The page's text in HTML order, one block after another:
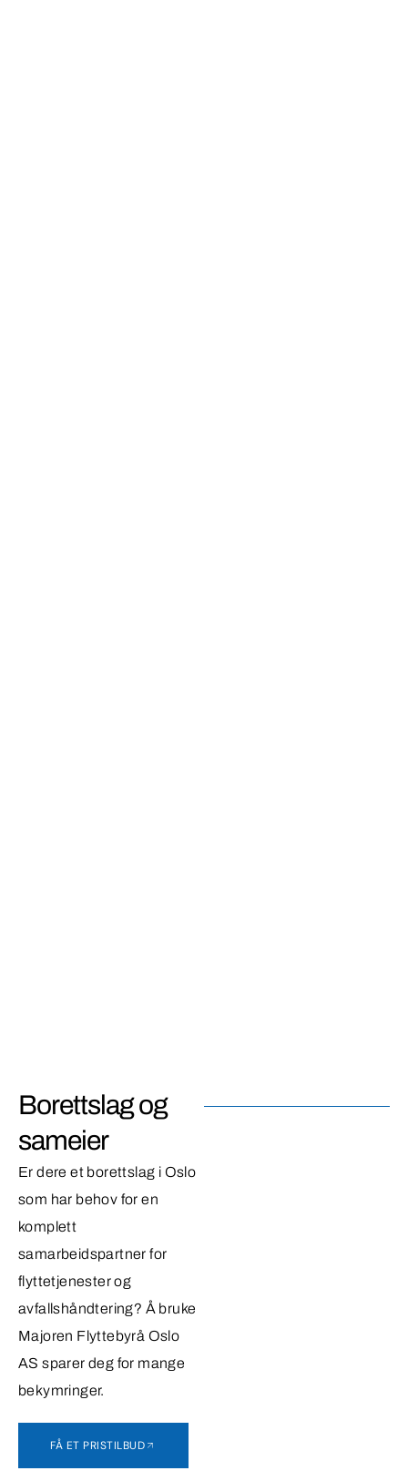
Borettslag og
sameier
Er dere et borettslag i Oslo
som har behov for en
komplett
samarbeidspartner for
flyttetjenester og
avfallshåndtering? Å bruke
Majoren Flyttebyrå Oslo
AS sparer deg for mange
bekymringer.
FÅ ET PRISTILBUD